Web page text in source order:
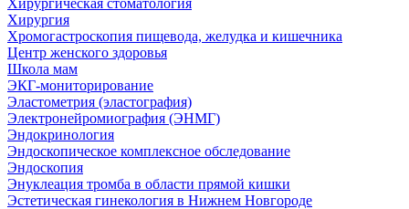
Хирургия
Хромогастроскопия пищевода, желудка и кишечника
Центр женского здоровья
Школа мам
ЭКГ-мониторирование
Эластометрия (эластография)
Электронейромиография (ЭНМГ)
Эндокринология
Эндоскопическое комплексное обследование
Эндоскопия
Энуклеация тромба в области прямой кишки
Эстетическая гинекология в Нижнем Новгороде